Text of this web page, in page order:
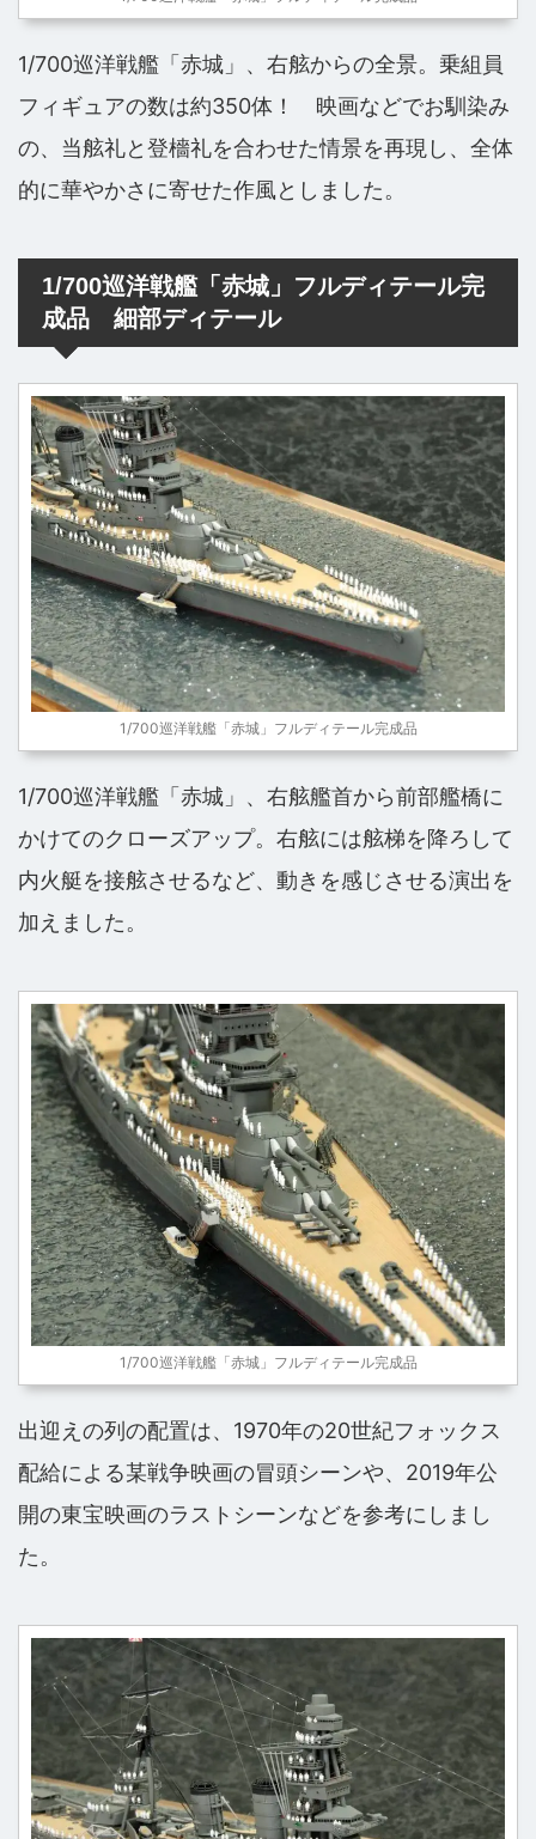
1/700巡洋戦艦「赤城」、右舷からの全景。乗組員
フィギュアの数は約350体！ 映画などでお馴染み
の、当舷礼と登檣礼を合わせた情景を再現し、全体
的に華やかさに寄せた作風としました。
1/700巡洋戦艦「赤城」フルディテール完
成品 細部ディテール
1/700巡洋戦艦「赤城」フルディテール完成品
1/700巡洋戦艦「赤城」、右舷艦首から前部艦橋に
かけてのクローズアップ。右舷には舷梯を降ろして
内火艇を接舷させるなど、動きを感じさせる演出を
加えました。
1/700巡洋戦艦「赤城」フルディテール完成品
出迎えの列の配置は、1970年の20世紀フォックス
配給による某戦争映画の冒頭シーンや、2019年公
開の東宝映画のラストシーンなどを参考にしまし
た。